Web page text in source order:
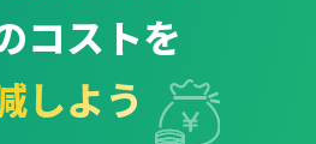
コストを
しよう